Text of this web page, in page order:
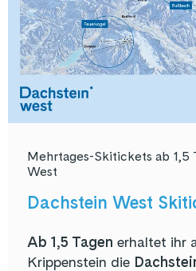
Mehrtages-Skitickets ab 1,5
West
Dachstein West
Ab 1,5 Tagen erhaltet ihr
Krippenstein die